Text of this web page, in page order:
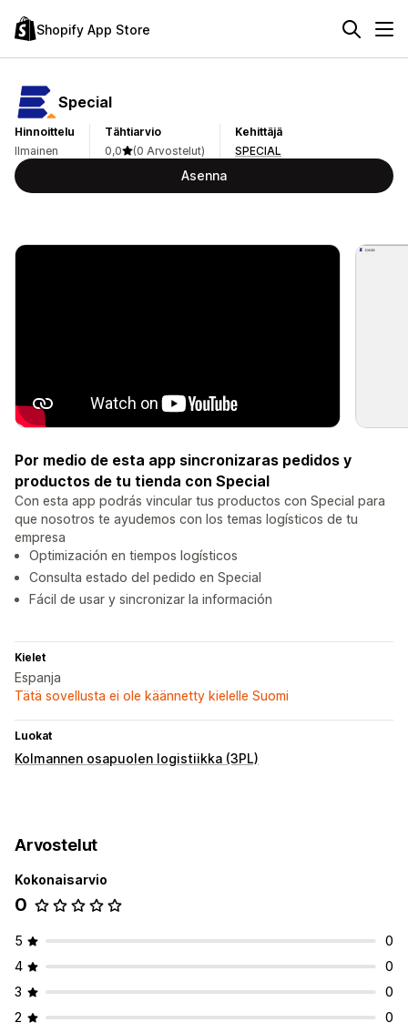
Shopify App Store
Special
Hinnoittelu
Ilmainen
Tähtiarvio
0,0
(0 Arvostelut)
Kehittäjä
SPECIAL
Asenna
Por medio de esta app sincronizaras pedidos y
productos de tu tienda con Special
Con esta app podrás vincular tus productos con Special para
que nosotros te ayudemos con los temas logísticos de tu
empresa
Optimización en tiempos logísticos
Consulta estado del pedido en Special
Fácil de usar y sincronizar la información
Kielet
Espanja
Tätä sovellusta ei ole käännetty kielelle Suomi
Luokat
Kolmannen osapuolen logistiikka (3PL)
Arvostelut
Kokonaisarvio
0
5
0
4
0
3
0
2
0